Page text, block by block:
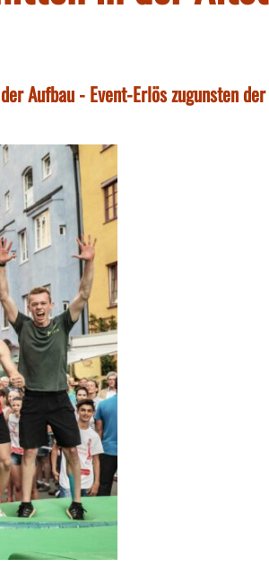
Aufbau - Event-Erlös zugunsten der